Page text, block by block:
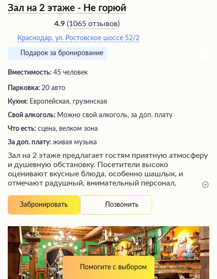
Зал на 2 этаже - Не горюй
4.9 (1065 отзывов)
Краснодар, ул. Ростовское шоссе 52/2
Подарок за бронирование
Вместимость: 45 человек
Парковка: 20 авто
Кухня: Европейская, грузинская
Свой алкоголь: Можно свой алкоголь, за доп. плату
Что есть: сцена, велком зона
За доп. плату: живая музыка
Зал на 2 этаже предлагает гостям приятную атмосферу
и душевную обстановку. Посетители высоко
оценивают вкусные блюда, особенно шашлык, и
отмечают радушный, внимательный персонал,
гости критикуют высокие цены и обязательные чаевые,
включенные в счет без предупреждения. Несмотря на
стать отличным местом для проведения праздничных
мероприятий.
Забронировать Позвонить
Помогите с выбором